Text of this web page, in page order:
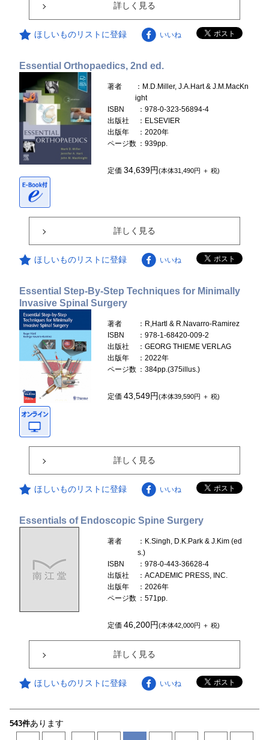
詳しく見る
ほしいものリストに登録 いいね
Essential Orthopaedics, 2nd ed.
著者
：M.D.Miller, J.A.Hart & J.M.MacKn
ight
ISBN
：978-0-323-56894-4
出版社
：ELSEVIER
出版年
：2020年
ページ数 ：939pp.
定価34,639円(本体31,490円 ＋ 税)
詳しく見る
ほしいものリストに登録 いいね
Essential Step-By-Step Techniques for Minimally
Invasive Spinal Surgery
著者
：R,Hartl & R.Navarro-Ramirez
ISBN
：978-1-68420-009-2
出版社
：GEORG THIEME VERLAG
出版年
：2022年
ページ数 ：384pp.(375illus.)
定価43,549円(本体39,590円 ＋ 税)
詳しく見る
ほしいものリストに登録 いいね
Essentials of Endoscopic Spine Surgery
著者
：K.Singh, D.K.Park & J.Kim (ed
s.)
ISBN
：978-0-443-36628-4
出版社
：ACADEMIC PRESS, INC.
出版年
：2026年
ページ数 ：571pp.
定価46,200円(本体42,000円 ＋ 税)
詳しく見る
ほしいものリストに登録 いいね
543件あります